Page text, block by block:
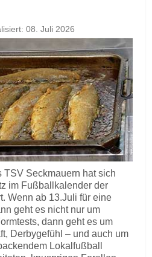
08. Juli 2026
TSV Seckmauern hat sich
im Fußballkalender der
Wenn ab 13.Juli für eine
geht es nicht nur um
dann geht es um
Derbygefühl – und auch um
Lokalfußball